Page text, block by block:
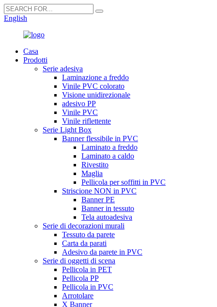
English
Casa
Prodotti
Serie adesiva
Laminazione a freddo
Vinile PVC colorato
Visione unidirezionale
adesivo PP
Vinile PVC
Vinile riflettente
Serie Light Box
Banner flessibile in PVC
Laminato a freddo
Laminato a caldo
Rivestito
Maglia
Pellicola per soffitti in PVC
Striscione NON in PVC
Banner PE
Banner in tessuto
Tela autoadesiva
Serie di decorazioni murali
Tessuto da parete
Carta da parati
Adesivo da parete in PVC
Serie di oggetti di scena
Pellicola in PET
Pellicola PP
Pellicola in PVC
Arrotolare
X Banner